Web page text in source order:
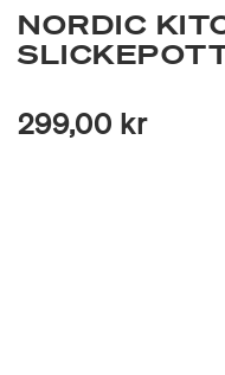
NORDIC
299,00 kr